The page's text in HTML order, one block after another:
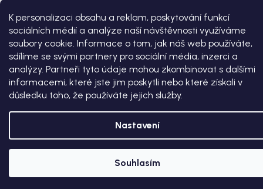
K personalizaci obsahu a reklam, poskytování funkcí
sociálních médií a analýze naší návštěvnosti využíváme
soubory cookie. Informace o tom, jak náš web používáte,
sdílíme se svými partnery pro sociální média, inzerci a
analýzy. Partneři tyto údaje mohou zkombinovat s dalšími
informacemi, které jste jim poskytli nebo které získali v
důsledku toho, že používáte jejich služby.
Nastavení
Souhlasím
SLEVA 100 KČ NA PRVNÍ NÁKUP